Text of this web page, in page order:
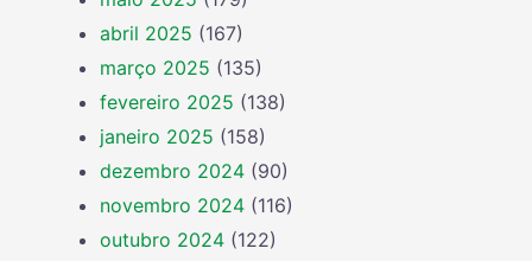
abril 2025 (167)
março 2025 (135)
fevereiro 2025 (138)
janeiro 2025 (158)
dezembro 2024 (90)
novembro 2024 (116)
outubro 2024 (122)